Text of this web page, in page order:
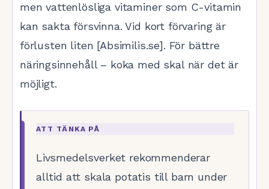
men vattenlösliga vitaminer som C-vitamin
kan sakta försvinna. Vid kort förvaring är
förlusten liten [Absimilis.se]. För bättre
näringsinnehåll – koka med skal när det är
möjligt.
ATT TÄNKA PÅ
Livsmedelsverket rekommenderar
alltid att skala potatis till barn under